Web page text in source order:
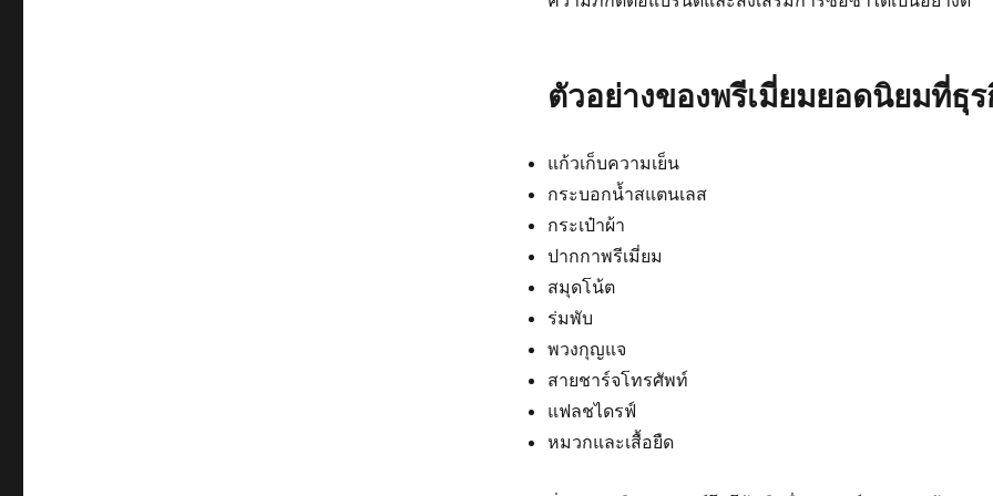
ตัวอย่างของพรีเมี่ยมยอดนิยมที่ธุ
แก้วเก็บความเย็น
กระบอกน้ำสแตนเลส
กระเป๋าผ้า
ปากกาพรีเมี่ยม
สมุดโน้ต
ร่มพับ
พวงกุญแจ
สายชาร์จโทรศัพท์
แฟลชไดรฟ์
หมวกและเสื้อยืด